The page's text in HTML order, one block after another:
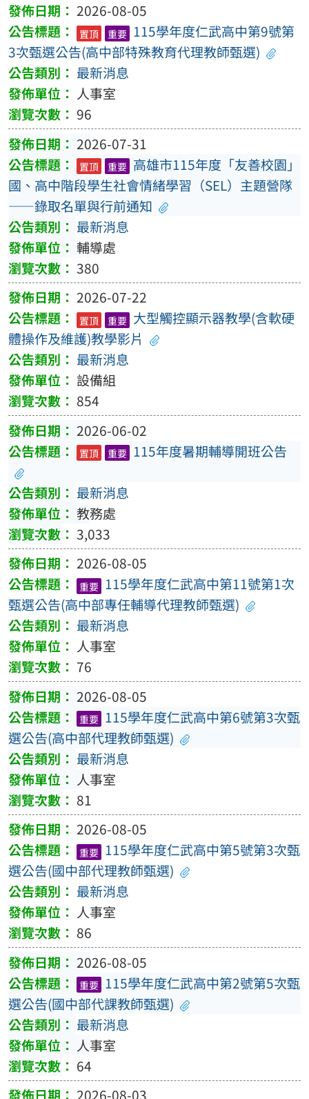
2026-08-05
置頂 重要 115學年度仁武高中第9號第
3次甄選公告(高中部特殊教育代理教師甄選)
最新消息
人事室
96
2026-07-31
置頂 重要 高雄市115年度「友善校園」
國、高中階段學生社會情緒學習（SEL）主題營隊
——錄取名單與行前通知
最新消息
輔導處
380
2026-07-22
置頂 重要 大型觸控顯示器教學(含軟硬
體操作及維護)教學影片
最新消息
設備組
854
2026-06-02
置頂 重要 115年度暑期輔導開班公告
最新消息
教務處
3,033
2026-08-05
重要 115學年度仁武高中第11號第1次
甄選公告(高中部專任輔導代理教師甄選)
最新消息
人事室
76
2026-08-05
重要 115學年度仁武高中第6號第3次甄
選公告(高中部代理教師甄選)
最新消息
人事室
81
2026-08-05
重要 115學年度仁武高中第5號第3次甄
選公告(國中部代理教師甄選)
最新消息
人事室
86
2026-08-05
重要 115學年度仁武高中第2號第5次甄
選公告(國中部代課教師甄選)
最新消息
人事室
64